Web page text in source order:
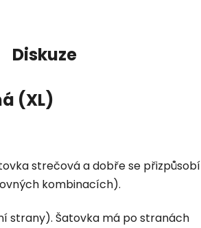
Diskuze
(XL)
strečová a dobře se přizpůsobí
kombinacích).
strany). Šatovka má po stranách